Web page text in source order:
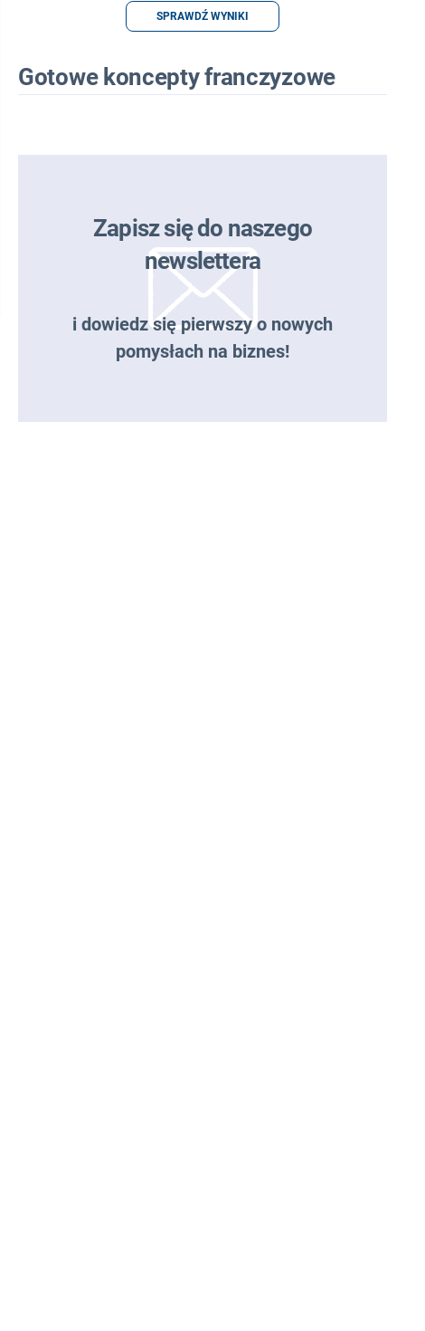
SPRAWDŹ WYNIKI
Gotowe koncepty franczyzowe
Zapisz się do naszego
newslettera
i dowiedz się pierwszy o nowych
pomysłach na biznes!